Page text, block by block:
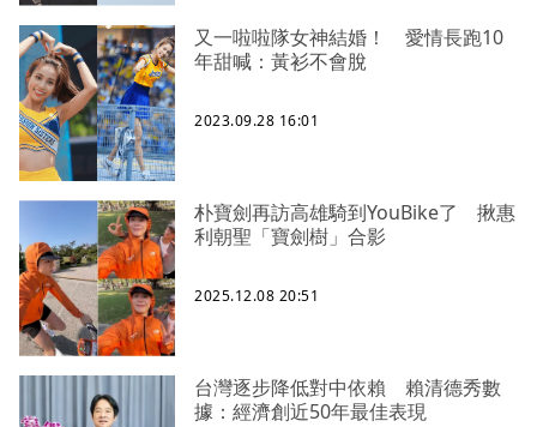
又一啦啦隊女神結婚！ 愛情長跑10
年甜喊：黃衫不會脫
2023.09.28 16:01
朴寶劍再訪高雄騎到YouBike了 揪惠
利朝聖「寶劍樹」合影
2025.12.08 20:51
台灣逐步降低對中依賴 賴清德秀數
據：經濟創近50年最佳表現